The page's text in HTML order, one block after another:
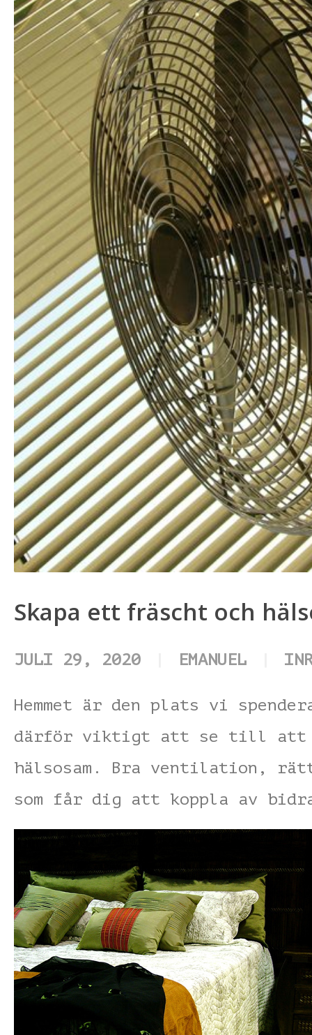
Skapa ett fräscht och
JULI 29, 2020 EMANUEL
Hemmet är den plats vi
därför viktigt att se till att
hälsosam. Bra ventilation,
som får dig att koppla av